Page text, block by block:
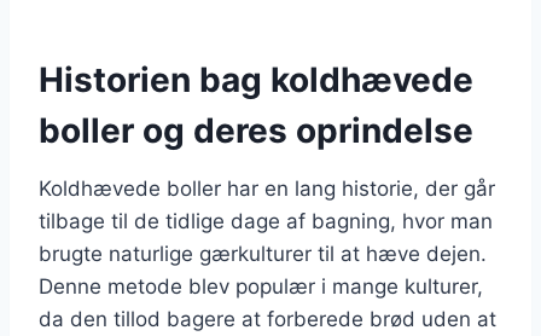
Historien bag koldhævede
boller og deres oprindelse
Koldhævede boller har en lang historie, der går
tilbage til de tidlige dage af bagning, hvor man
brugte naturlige gærkulturer til at hæve dejen.
Denne metode blev populær i mange kulturer,
da den tillod bagere at forberede brød uden at